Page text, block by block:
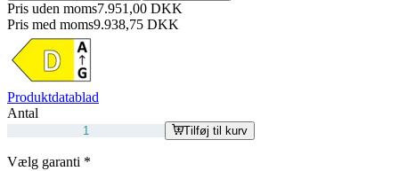
Pris uden moms7.951,00 DKK
Pris med moms9.938,75 DKK
Produktdatablad
Antal
Tilføj til kurv
Vælg garanti *